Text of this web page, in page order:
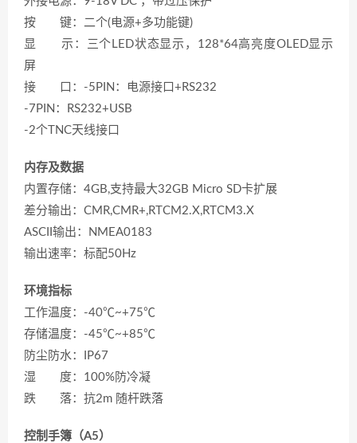
按 键：二个(电源+多功能键)
显 示：三个LED状态显示，128*64高亮度OLED显示
屏
接 口：-5PIN：电源接口+RS232
-7PIN：RS232+USB
-2个TNC天线接口
内存及数据
内置存储：4GB,支持最大32GB Micro SD卡扩展
差分输出：CMR,CMR+,RTCM2.X,RTCM3.X
ASCII输出：NMEA0183
输出速率：标配50Hz
环境指标
工作温度：-40℃~+75℃
存储温度：-45℃~+85℃
防尘防水：IP67
湿 度：100%防冷凝
跌 落：抗2m 随杆跌落
控制手簿（A5）